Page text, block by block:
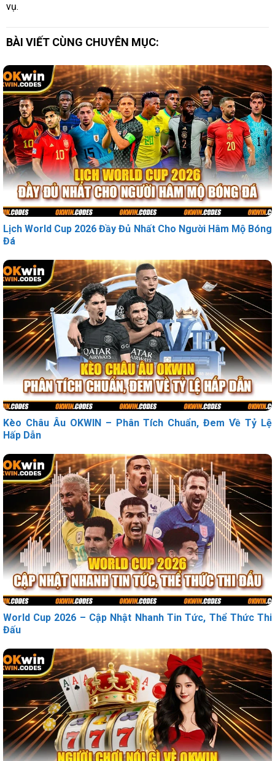
vụ.
BÀI VIẾT CÙNG CHUYÊN MỤC:
Lịch World Cup 2026 Đầy Đủ Nhất Cho Người Hâm Mộ Bóng
Đá
Kèo Châu Âu OKWIN – Phân Tích Chuẩn, Đem Về Tỷ Lệ
Hấp Dẫn
World Cup 2026 – Cập Nhật Nhanh Tin Tức, Thể Thức Thi
Đấu